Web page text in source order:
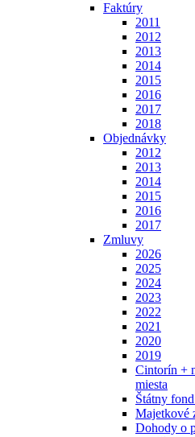
Faktúry
2011
2012
2013
2014
2015
2016
2017
2018
Objednávky
2012
2013
2014
2015
2016
2017
Zmluvy
2026
2025
2024
2023
2022
2021
2020
2019
Cintorín +
miesta
Štátny
Majetkové
Dohody o